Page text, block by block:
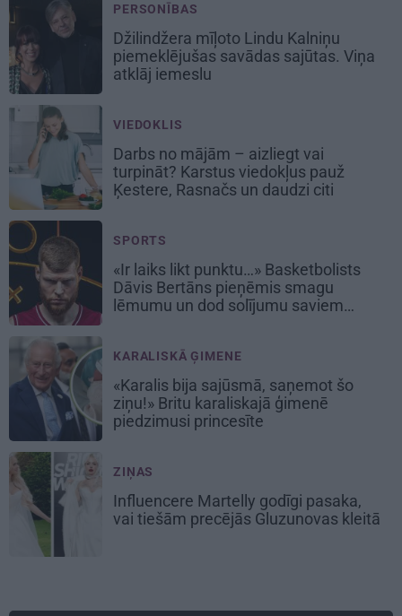
PERSONĪBAS
Džilindžera mīļoto Lindu Kalniņu
piemeklējušas savādas sajūtas. Viņa
atklāj iemeslu
VIEDOKLIS
Darbs no mājām – aizliegt vai
turpināt? Karstus viedokļus pauž
Ķestere, Rasnačs un daudzi citi
SPORTS
«Ir laiks likt punktu…» Basketbolists
Dāvis Bertāns pieņēmis smagu
lēmumu un dod solījumu saviem
KARALISKĀ ĢIMENE
«Karalis bija sajūsmā, saņemot šo
ziņu!» Britu karaliskajā ģimenē
piedzimusi princesīte
ZIŅAS
Influencere Martelly godīgi pasaka,
vai tiešām precējās Gluzunovas kleitā